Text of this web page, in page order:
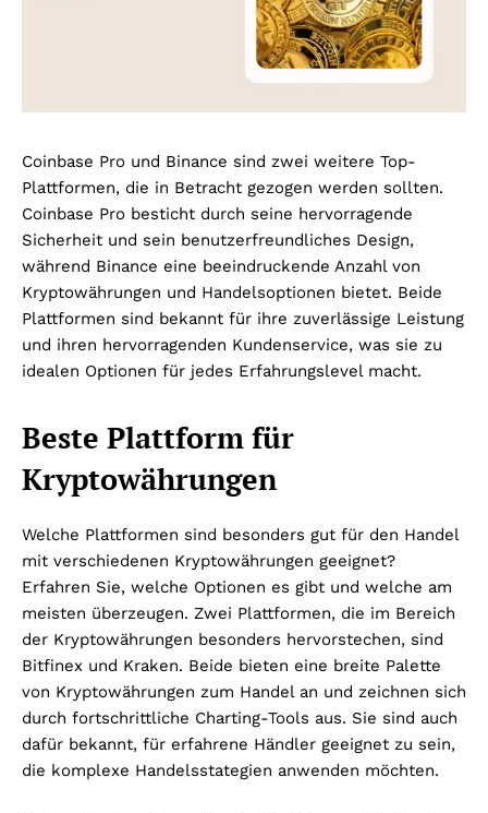
Coinbase Pro und Binance sind zwei weitere Top-
Plattformen, die in Betracht gezogen werden sollten.
Coinbase Pro besticht durch seine hervorragende
Sicherheit und sein benutzerfreundliches Design,
während Binance eine beeindruckende Anzahl von
Kryptowährungen und Handelsoptionen bietet. Beide
Plattformen sind bekannt für ihre zuverlässige Leistung
und ihren hervorragenden Kundenservice, was sie zu
idealen Optionen für jedes Erfahrungslevel macht.
Beste Plattform für
Kryptowährungen
Welche Plattformen sind besonders gut für den Handel
mit verschiedenen Kryptowährungen geeignet?
Erfahren Sie, welche Optionen es gibt und welche am
meisten überzeugen. Zwei Plattformen, die im Bereich
der Kryptowährungen besonders hervorstechen, sind
Bitfinex und Kraken. Beide bieten eine breite Palette
von Kryptowährungen zum Handel an und zeichnen sich
durch fortschrittliche Charting-Tools aus. Sie sind auch
dafür bekannt, für erfahrene Händler geeignet zu sein,
die komplexe Handelsstategien anwenden möchten.